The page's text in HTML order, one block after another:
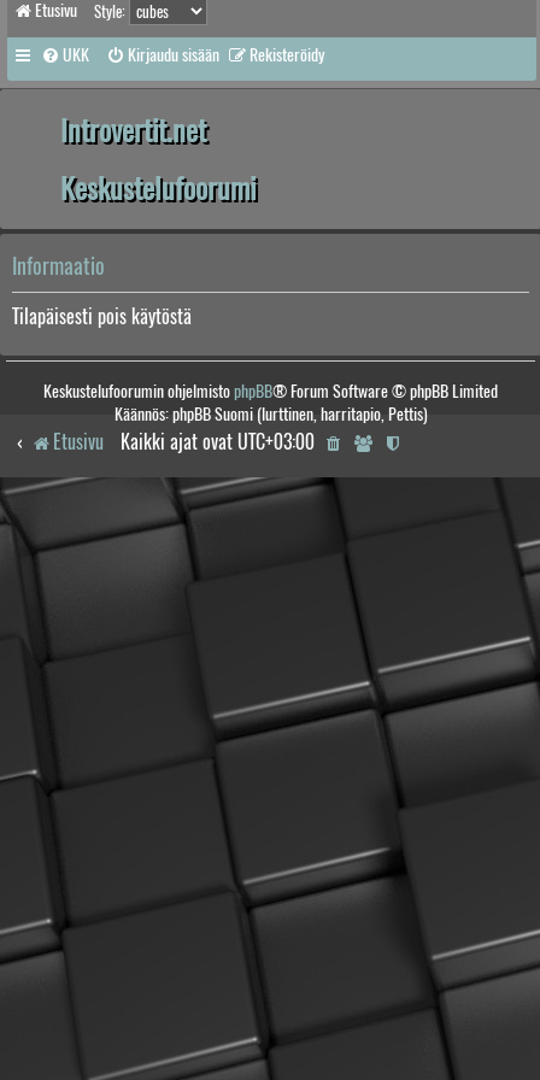
Etusivu Style:
UKK Kirjaudu sisään Rekisteröidy
Introvertit.net
Keskustelufoorumi
Informaatio
Tilapäisesti pois käytöstä
Keskustelufoorumin ohjelmistophpBB® Forum Software © phpBB Limited
Käännös: phpBB Suomi (lurttinen, harritapio, Pettis)
Etusivu Kaikki ajat ovat UTC+03:00